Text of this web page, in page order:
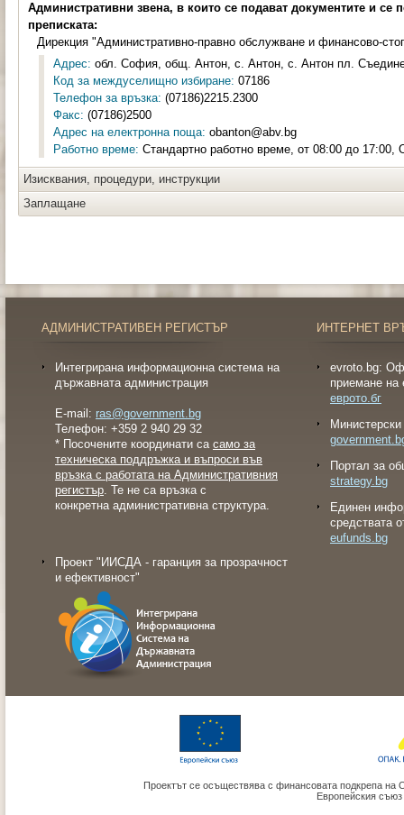
Административни звена, в които се подават документите и се
преписката:
Дирекция "Административно-правно обслужване и финансово-
Адрес: обл. София, общ. Антон, с. Антон, с. Антон пл.
Код за междуселищно избиране: 07186
Телефон за връзка: (07186)2215.2300
Факс: (07186)2500
Адрес на електронна поща: obanton@abv.bg
Работно време: Стандартно работно време, от 08:00 до 17:00,
Изисквания, процедури, инструкции
Заплащане
АДМИНИСТРАТИВЕН РЕГИСТЪР
Интегрирана информационна система на
държавната администрация
E-mail: ras@government.bg
Телефон: +359 2 940 29 32
* Посочените координати са само за
техническа поддръжка и въпроси във
връзка с работата на Административния
регистър. Те не са връзка с
конкретна административна структура.
Проект "ИИСДА - гаранция за прозрачност
и ефективност"
ИНТЕРНЕТ
evroto.bg:
приемане на
еврото.бг
Портал за
strategy.bg
Eдинен
средствата
eufunds.bg
Проектът се осъществява с финансовата подкрепа на
Европейския